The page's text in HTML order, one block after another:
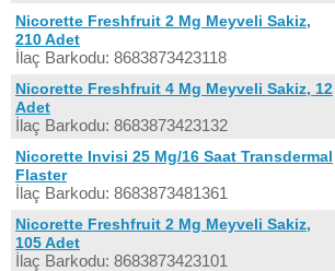
Nicorette Freshfruit 2 Mg Meyveli Sakiz,
210 Adet
İlaç Barkodu: 8683873423118
Nicorette Freshfruit 4 Mg Meyveli Sakiz, 12
Adet
İlaç Barkodu: 8683873423132
Nicorette Invisi 25 Mg/16 Saat Transdermal
Flaster
İlaç Barkodu: 8683873481361
Nicorette Freshfruit 2 Mg Meyveli Sakiz,
105 Adet
İlaç Barkodu: 8683873423101